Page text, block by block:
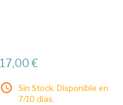
17,00 €
Sin Stock. Disponible en
7/10 días.